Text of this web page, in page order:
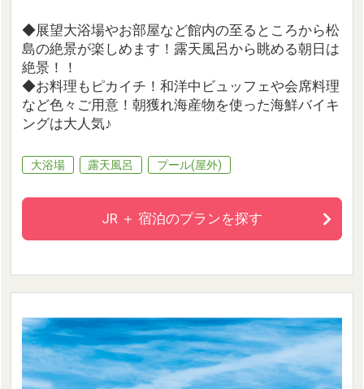
◆展望大浴場やお部屋など館内の至るところから松
島の絶景が楽しめます！露天風呂から眺める朝日は
絶景！！
◆お料理もピカイチ！和洋中ビュッフェや会席料理
など色々ご用意！朝獲れ海産物を使った海鮮バイキ
ングは大人気♪
大浴場 露天風呂 プール(屋外)
JR ＋ 宿泊のプランを探す